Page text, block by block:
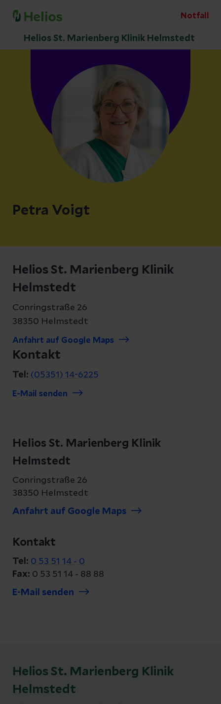
Notfall
Helios St. Marienberg Klinik Helmstedt
Petra Voigt
Helios St. Marienberg Klinik
Helmstedt
Conringstraße 26
38350 Helmstedt
Anfahrt auf Google Maps
Kontakt
Tel: (05351) 14-6225
E-Mail senden
Helios St. Marienberg Klinik
Helmstedt
Conringstraße 26
38350 Helmstedt
Anfahrt auf Google Maps
Kontakt
Tel: 0 53 51 14 - 0
Fax: 0 53 51 14 - 88 88
E-Mail senden
Helios St. Marienberg Klinik
Helmstedt